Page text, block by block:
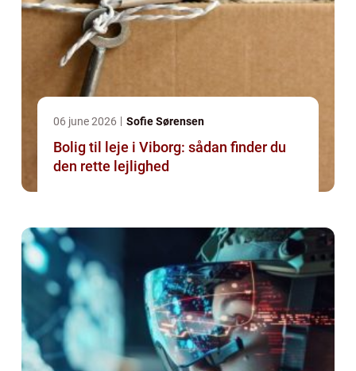
06 june 2026 Sofie Sørensen
Bolig til leje i Viborg: sådan finder du
den rette lejlighed